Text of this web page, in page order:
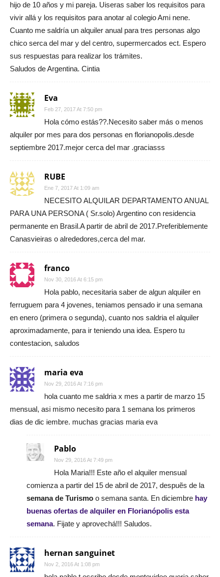
hijo de 10 años y mi pareja. Uiseras saber los requisitos para
vivir allá y los requisitos para anotar al colegio Ami nene.
Cuanto me saldría un alquiler anual para tres personas algo
chico serca del mar y del centro, supermercados ect. Espero
sus respuestas para realizar los trámites.
Saludos de Argentina. Cintia
Eva
Feb 27, 2017 At 7:50 pm
Hola cómo estás??.Necesito saber más o menos
alquiler por mes para dos personas en florianopolis.desde
septiembre 2017.mejor cerca del mar .graciasss
RUBE
Ene 7, 2017 At 1:09 am
NECESITO ALQUILAR DEPARTAMENTO ANUAL
PARA UNA PERSONA ( Sr.solo) Argentino con residencia
permanente en Brasil.A partir de abril de 2017.Preferiblemente
Canasvieiras o alrededores,cerca del mar.
franco
Nov 30, 2016 At 6:15 pm
Hola pablo, necesitaria saber de algun alquiler en
ferruguem para 4 jovenes, teniamos pensado ir una semana
en enero (primera o segunda), cuanto nos saldria el alquiler
aproximadamente, para ir teniendo una idea. Espero tu
contestacion, saludos
maria eva
Nov 29, 2016 At 7:16 pm
hola cuanto me saldria x mes a partir de marzo 15
mensual, asi mismo necesito para 1 semana los primeros
dias de dic iembre. muchas gracias maria eva
Pablo
Nov 29, 2016 At 7:49 pm
Hola Maria!!! Este año el alquiler mensual
comienza a partir del 15 de abril de 2017, despuẽs de la
semana de Turismo o semana santa. En diciembre hay
buenas ofertas de alquiler en Florianópolis esta
semana. Fijate y aprovechá!!! Saludos.
hernan sanguinet
Nov 2, 2016 At 1:08 pm